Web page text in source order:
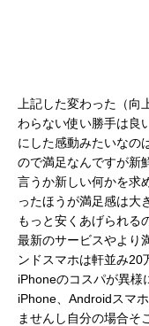
上記した変わった（
わらない使い勝手は良
にした感動みたいなの
ので満足なんですが新
言うか新しい何かを求
ったほうが満足感は大
もっと安くあげられる
最新のサービスやより
ンドスマホは軒並み20
iPhoneのコスパが異様
iPhone、Androidスマ
ませんし自分の場合そ